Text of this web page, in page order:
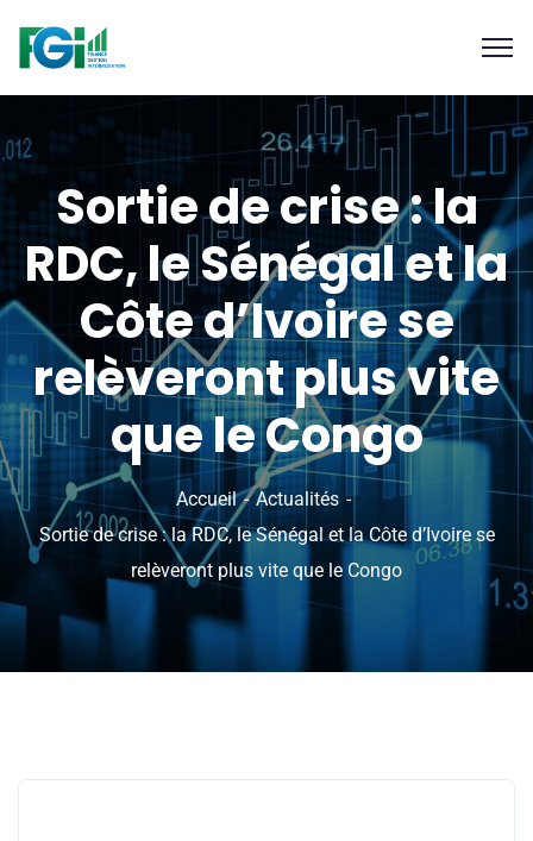
Sortie de crise : la
RDC, le Sénégal et la
Côte d’Ivoire se
relèveront plus vite
que le Congo
Accueil
Actualités
Sortie de crise : la RDC, le Sénégal et la Côte d’Ivoire se
relèveront plus vite que le Congo